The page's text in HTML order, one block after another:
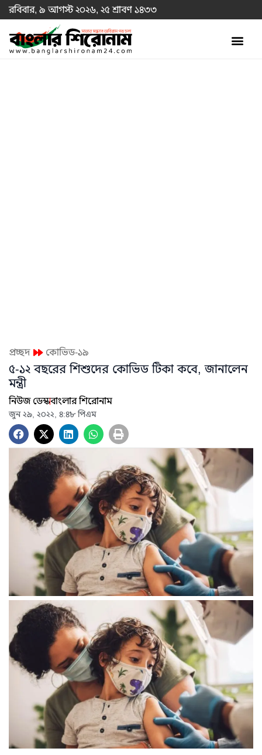
রবিবার, ৯ আগস্ট ২০২৬, ২৫ শ্রাবণ ১৪৩৩
প্রচ্ছদ কোভিড-১৯
৫-১২ বছরের শিশুদের কোভিড টিকা কবে, জানালেন
মন্ত্রী
নিউজ ডেস্কবাংলার শিরোনাম
জুন ২৯, ২০২২, ৪:৪৮ পিএম